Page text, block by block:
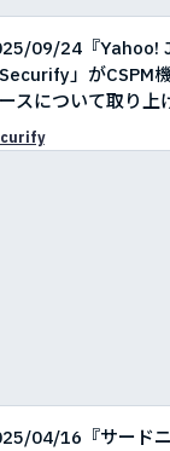
09/24『Yahoo!
Securify」がCSPM
スについて取り上
04/16『サード